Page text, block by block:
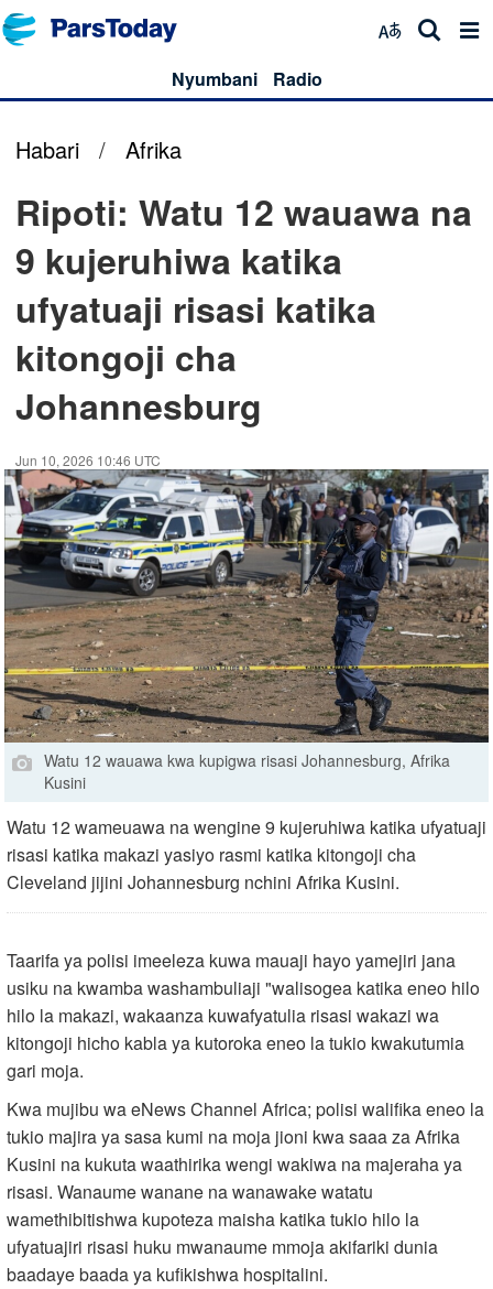
Nyumbani Radio
Habari / Afrika
Ripoti: Watu 12 wauawa na
9 kujeruhiwa katika
ufyatuaji risasi katika
kitongoji cha
Johannesburg
Jun 10, 2026 10:46 UTC
Watu 12 wauawa kwa kupigwa risasi Johannesburg, Afrika
Kusini
Watu 12 wameuawa na wengine 9 kujeruhiwa katika ufyatuaji
risasi katika makazi yasiyo rasmi katika kitongoji cha
Cleveland jijini Johannesburg nchini Afrika Kusini.
Taarifa ya polisi imeeleza kuwa mauaji hayo yamejiri jana
usiku na kwamba washambuliaji "walisogea katika eneo hilo
hilo la makazi, wakaanza kuwafyatulia risasi wakazi wa
kitongoji hicho kabla ya kutoroka eneo la tukio kwakutumia
gari moja.
Kwa mujibu wa eNews Channel Africa; polisi walifika eneo la
tukio majira ya sasa kumi na moja jioni kwa saaa za Afrika
Kusini na kukuta waathirika wengi wakiwa na majeraha ya
risasi. Wanaume wanane na wanawake watatu
wamethibitishwa kupoteza maisha katika tukio hilo la
ufyatuajiri risasi huku mwanaume mmoja akifariki dunia
baadaye baada ya kufikishwa hospitalini.